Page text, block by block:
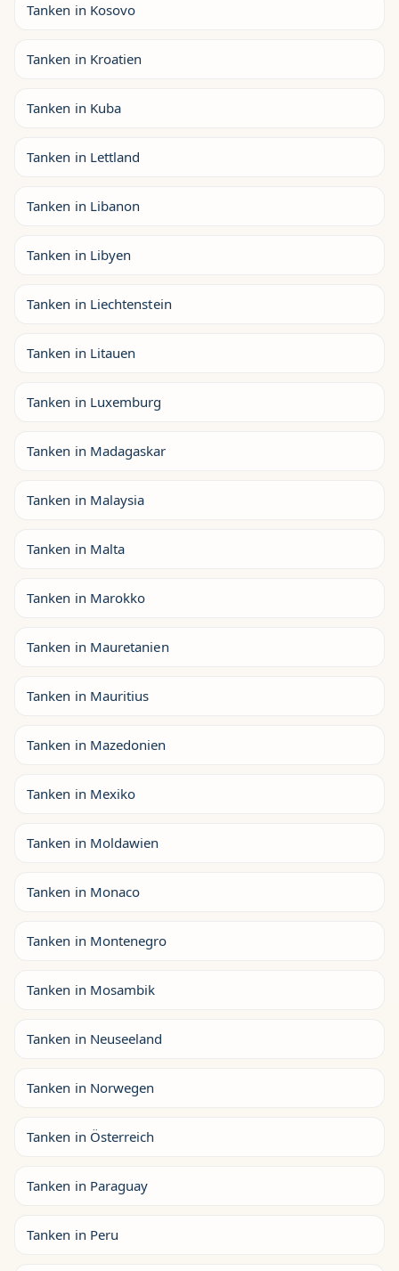
Tanken in Kosovo
Tanken in Kroatien
Tanken in Kuba
Tanken in Lettland
Tanken in Libanon
Tanken in Libyen
Tanken in Liechtenstein
Tanken in Litauen
Tanken in Luxemburg
Tanken in Madagaskar
Tanken in Malaysia
Tanken in Malta
Tanken in Marokko
Tanken in Mauretanien
Tanken in Mauritius
Tanken in Mazedonien
Tanken in Mexiko
Tanken in Moldawien
Tanken in Monaco
Tanken in Montenegro
Tanken in Mosambik
Tanken in Neuseeland
Tanken in Norwegen
Tanken in Österreich
Tanken in Paraguay
Tanken in Peru